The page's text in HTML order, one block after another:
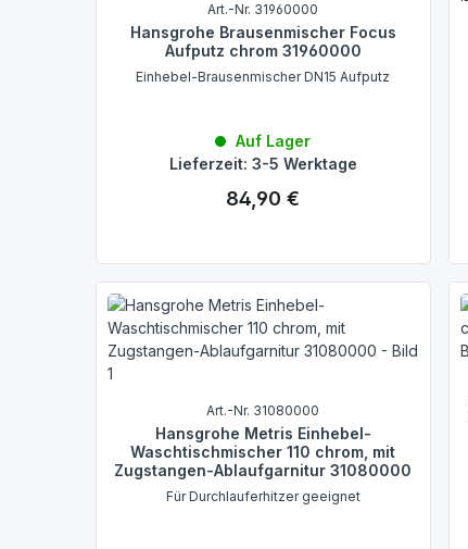
Art.-Nr. 31960000
Hansgrohe Brausenmischer Focus
Aufputz chrom 31960000
Einhebel-Brausenmischer DN15 Aufputz
Auf Lager
Lieferzeit: 3-5 Werktage
Regulärer Preis:
84,90 €
Art.-Nr. 31080000
Hansgrohe Metris Einhebel-
Waschtischmischer 110 chrom, mit
Zugstangen-Ablaufgarnitur 31080000
Für Durchlauferhitzer geeignet